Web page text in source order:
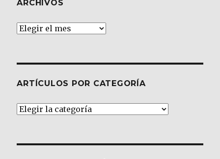
ARCHIVOS
Archivos
ARTÍCULOS POR CATEGORÍA
Artículos